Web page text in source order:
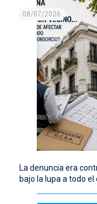
08/07/2026
La denuncia era
bajo la lupa a todo el